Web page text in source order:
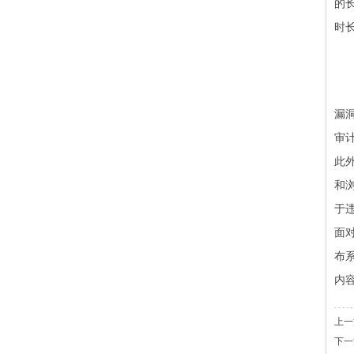
的
时
漏
审
此
和
于
面
布
内
上
下